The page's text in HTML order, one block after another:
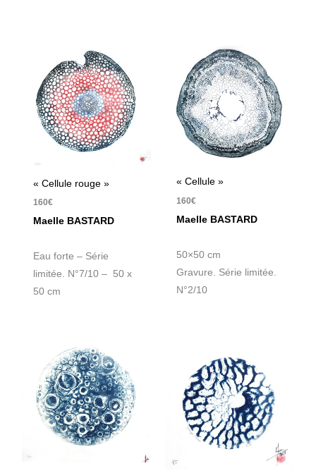
« Cellule rouge »
160€
Maelle BASTARD
Eau forte – Série
limitée. N°7/10 – 50 x
50 cm
« Cellule »
160€
Maelle BASTARD
50×50 cm
Gravure. Série limitée.
N°2/10